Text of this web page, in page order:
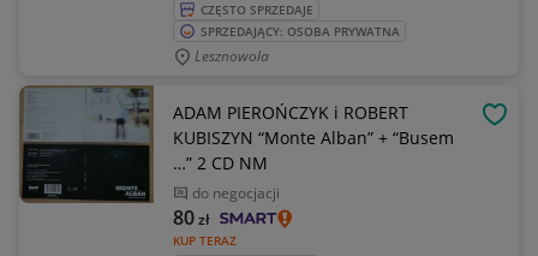
CZĘSTO SPRZEDAJE
SPRZEDAJĄCY: OSOBA PRYWATNA
Lesznowola
ADAM PIEROŃCZYK i ROBERT
KUBISZYN “Monte Alban” + “Busem
…” 2 CD NM
do negocjacji
KUP TERAZ
80zł